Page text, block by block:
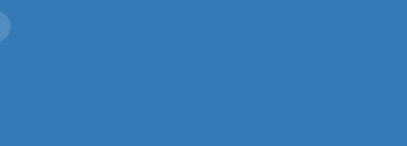
us on: